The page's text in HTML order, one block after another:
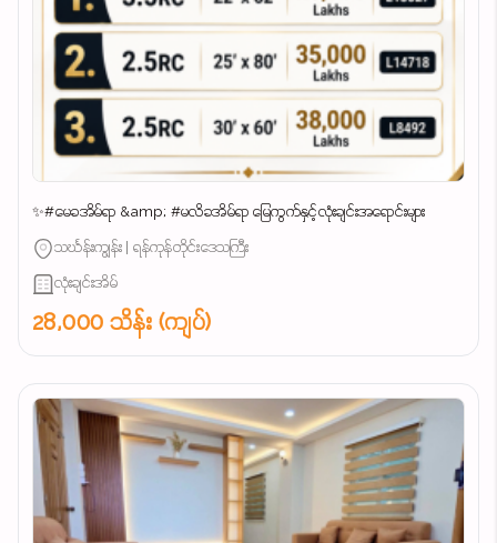
✨#မေခအိမ်ရာ &amp; #မလိခအိမ်ရာ မြေကွက်နှင့်လုံးချင်းအရောင်းများ
သင်္ဃန်းကျွန်း | ရန်ကုန်တိုင်းဒေသကြီး
လုံးချင်းအိမ်
28,000 သိန်း (ကျပ်)